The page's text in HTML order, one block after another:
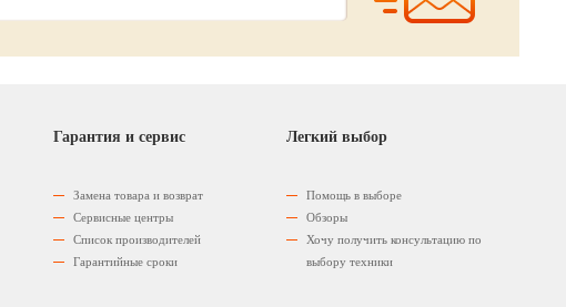
Гарантия и сервис
Замена товара и возврат
Сервисные центры
Список производителей
Гарантийные сроки
Легкий выбор
Помощь в выборе
Обзоры
Хочу получить консультацию по
выбору техники